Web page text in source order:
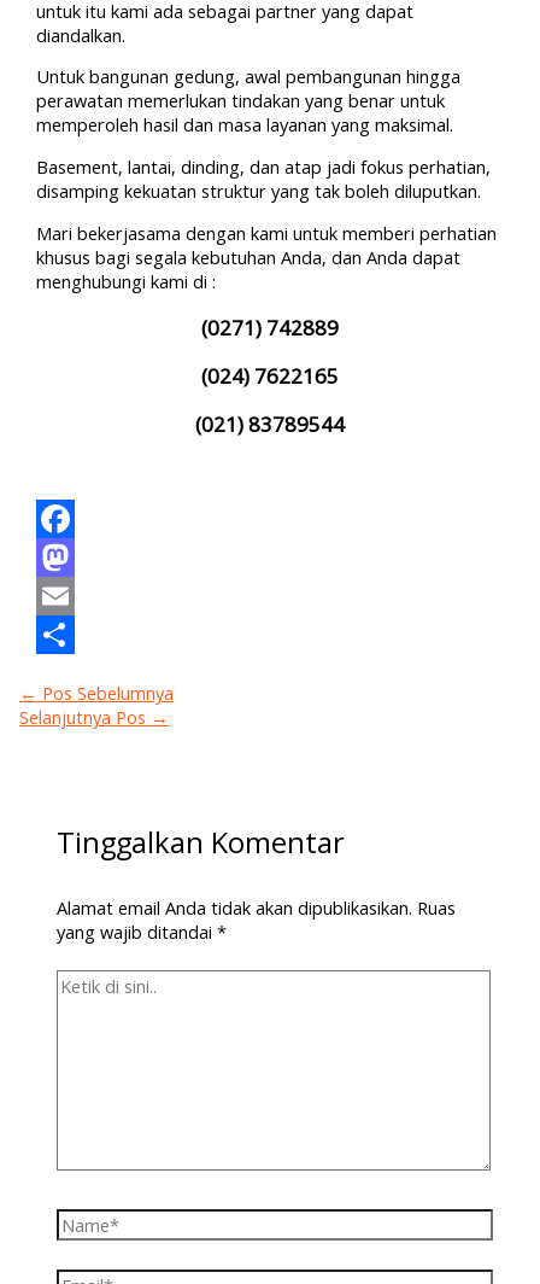
untuk itu kami ada sebagai partner yang dapat
diandalkan.
Untuk bangunan gedung, awal pembangunan hingga
perawatan memerlukan tindakan yang benar untuk
memperoleh hasil dan masa layanan yang maksimal.
Basement, lantai, dinding, dan atap jadi fokus perhatian,
disamping kekuatan struktur yang tak boleh diluputkan.
Mari bekerjasama dengan kami untuk memberi perhatian
khusus bagi segala kebutuhan Anda, dan Anda dapat
menghubungi kami di :
(0271) 742889
(024) 7622165
(021) 83789544
Facebook
Mastodon
Email
← Pos Sebelumnya
Selanjutnya Pos →
Tinggalkan Komentar
Alamat email Anda tidak akan dipublikasikan. Ruas
yang wajib ditandai*